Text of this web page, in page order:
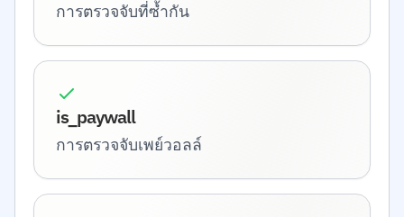
การตรวจจับที่ซ้ำกัน
is_paywall
การตรวจจับเพย์วอลล์